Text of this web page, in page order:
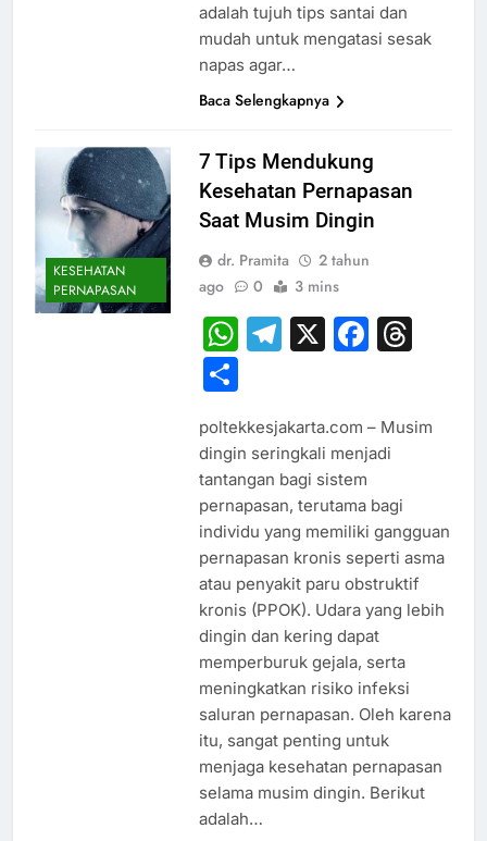
adalah tujuh tips santai dan
mudah untuk mengatasi sesak
napas agar…
Baca Selengkapnya
KESEHATAN
PERNAPASAN
7 Tips Mendukung
Kesehatan Pernapasan
Saat Musim Dingin
dr. Pramita
2 tahun
ago
0 3 mins
WhatsApp
Telegram
X
Share
poltekkesjakarta.com – Musim
dingin seringkali menjadi
tantangan bagi sistem
pernapasan, terutama bagi
individu yang memiliki gangguan
pernapasan kronis seperti asma
atau penyakit paru obstruktif
kronis (PPOK). Udara yang lebih
dingin dan kering dapat
memperburuk gejala, serta
meningkatkan risiko infeksi
saluran pernapasan. Oleh karena
itu, sangat penting untuk
menjaga kesehatan pernapasan
selama musim dingin. Berikut
adalah…